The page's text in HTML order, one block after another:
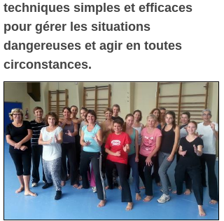
techniques simples et efficaces
pour gérer les situations
dangereuses et agir en toutes
circonstances.